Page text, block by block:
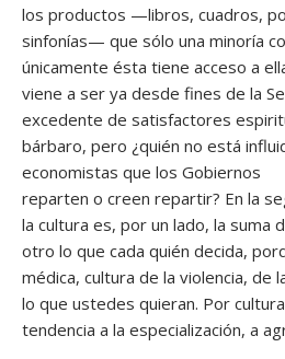
los productos —libros, cuadros,
sinfonías— que sólo una minoría
únicamente ésta tiene acceso a
viene a ser ya desde fines de la
excedente de satisfactores
bárbaro, pero ¿quién no está
economistas que los Gobiernos
reparten o creen repartir? En la
la cultura es, por un lado, la suma
otro lo que cada quién decida,
médica, cultura de la violencia, de
lo que ustedes quieran. Por
tendencia a la especialización, a